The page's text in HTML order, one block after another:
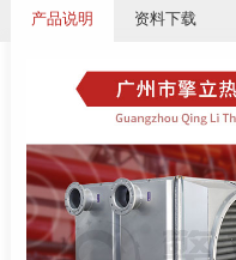
产品说明 资料下载